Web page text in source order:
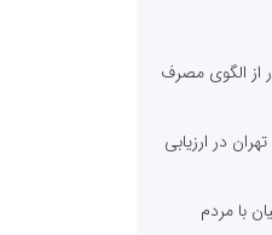
از الگوی مصرف
در ارزیابی
با مردم